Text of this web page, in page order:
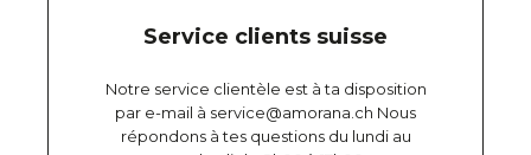
Service clients suisse
Notre service clientèle est à ta disposition
par e-mail à service@amorana.ch Nous
répondons à tes questions du lundi au